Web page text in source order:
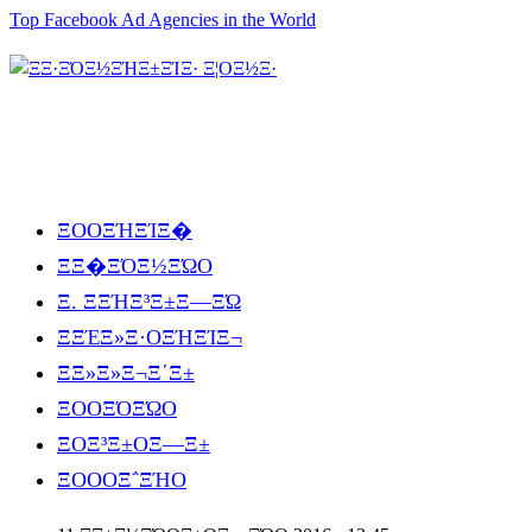
Top Facebook Ad Agencies in the World
ΞΟΟΞΉΞΊΞ�
ΞΞ�ΞΌΞ½ΞΏΟ
Ξ. ΞΞΉΞ³Ξ±Ξ―ΞΏ
ΞΞΈΞ»Ξ·ΟΞΉΞΊΞ¬
ΞΞ»Ξ»Ξ¬Ξ΄Ξ±
ΞΟΟΞΌΞΏΟ
ΞΟΞ³Ξ±ΟΞ―Ξ±
ΞΟΟΟΞ΅ΞΉΟ